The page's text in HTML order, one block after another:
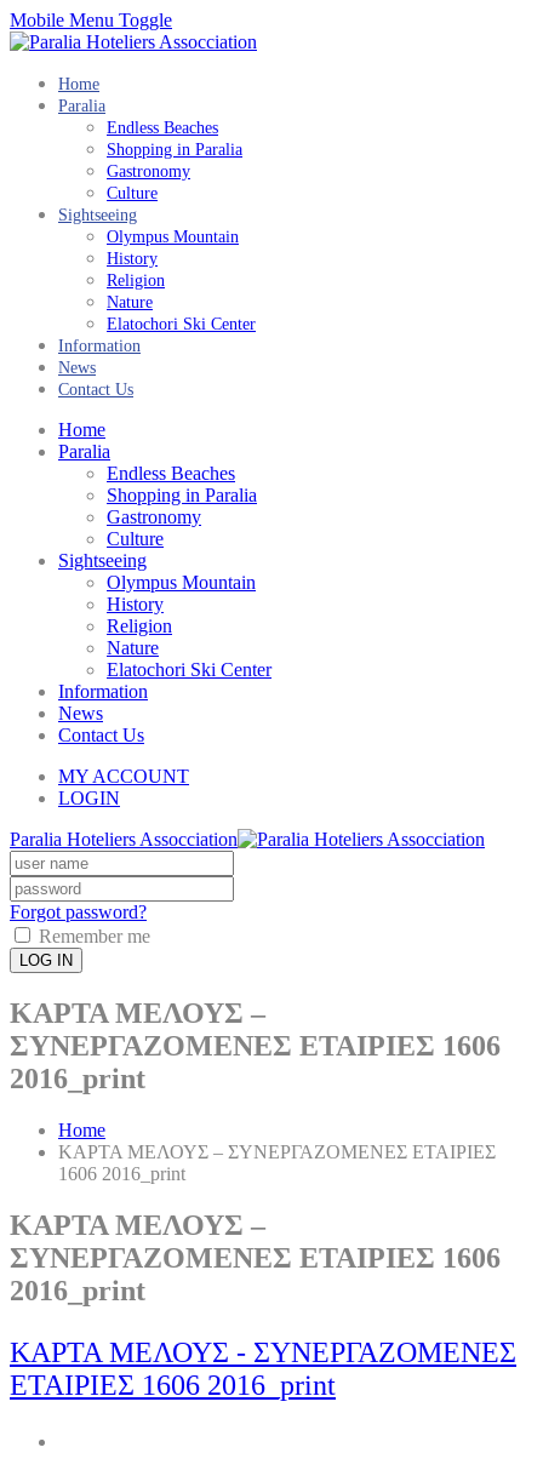
Mobile Menu Toggle
Home
Paralia
Endless Beaches
Shopping in Paralia
Gastronomy
Culture
Sightseeing
Olympus Mountain
History
Religion
Nature
Elatochori Ski Center
Information
News
Contact Us
Home
Paralia
Endless Beaches
Shopping in Paralia
Gastronomy
Culture
Sightseeing
Olympus Mountain
History
Religion
Nature
Elatochori Ski Center
Information
News
Contact Us
MY ACCOUNT
LOGIN
Paralia Hoteliers Assocciation
Forgot password?
Remember me
LOG IN
ΚΑΡΤΑ ΜΕΛΟΥΣ –
ΣΥΝΕΡΓΑΖΟΜΕΝΕΣ ΕΤΑΙΡΙΕΣ 1606
2016_print
Home
ΚΑΡΤΑ ΜΕΛΟΥΣ – ΣΥΝΕΡΓΑΖΟΜΕΝΕΣ ΕΤΑΙΡΙΕΣ
1606 2016_print
ΚΑΡΤΑ ΜΕΛΟΥΣ –
ΣΥΝΕΡΓΑΖΟΜΕΝΕΣ ΕΤΑΙΡΙΕΣ 1606
2016_print
ΚΑΡΤΑ ΜΕΛΟΥΣ - ΣΥΝΕΡΓΑΖΟΜΕΝΕΣ
ΕΤΑΙΡΙΕΣ 1606 2016_print